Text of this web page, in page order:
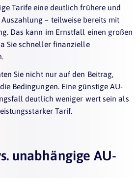
Tarife eine deutlich frühere und
– teilweise bereits mit
Das kann im Ernstfall einen großen
Sie schneller finanzielle
Sie nicht nur auf den Beitrag,
Bedingungen. Eine günstige AU-
deutlich weniger wert sein als
Tarif.
unabhängige AU-